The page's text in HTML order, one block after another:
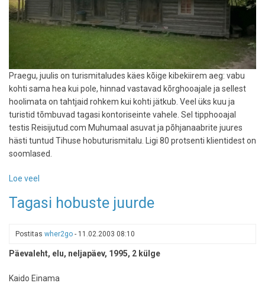
Praegu, juulis on turismitaludes käes kõige kibekiirem aeg: vabu
kohti sama hea kui pole, hinnad vastavad kõrghooajale ja sellest
hoolimata on tahtjaid rohkem kui kohti jätkub. Veel üks kuu ja
turistid tõmbuvad tagasi kontoriseinte vahele. Sel tipphooajal
testis Reisijutud.com Muhumaal asuvat ja põhjanaabrite juures
hästi tuntud Tihuse hobuturismitalu. Ligi 80 protsenti klientidest on
soomlased.
Loe veel
test:
hobuturismitalu
Tagasi hobuste juurde
Postitas wher2go - 11.02.2003 08:10
Päevaleht, elu, neljapäev, 1995, 2 külge
Kaido Einama